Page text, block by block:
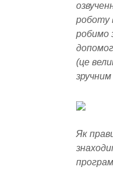
роботу
робимо
(це
Як